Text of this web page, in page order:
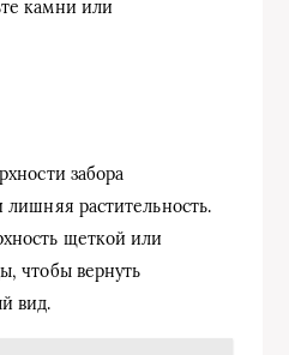
камни или
забора
лишняя растительность.
щеткой или
чтобы вернуть
вид.